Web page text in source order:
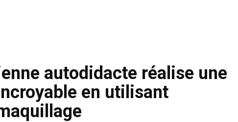
autodidacte réalise une
en utilisant